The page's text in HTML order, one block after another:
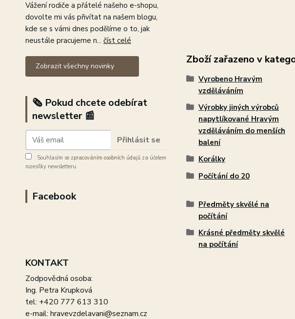
Vážení rodiče a přátelé našeho e-shopu,
dovolte mi vás přivítat na našem blogu,
kde se s vámi dnes podělíme o to, jak
neustále pracujeme n... číst celé
Zobrazit všechny novinky
🗞️ Pokud chcete odebírat
newsletter 📰
Přihlásit se
Souhlasím se zpracováním osobních údajů za účelem
rozesílky newsletteru.
Facebook
KONTAKT
Zodpovědná osoba:
Ing. Petra Krupková
tel: +420 777 613 310
e-mail: hravevzdelavani@seznam.cz
Zboží zařazeno v
Vyrobeno Hravým
vzděláváním
Výrobky jiných výrobců
napytlíkované Hravým
vzděláváním do menších
balení
Korálky
Počítání do 20
Předměty skvělé na
počítání
Krásné předměty skvělé
na počítání